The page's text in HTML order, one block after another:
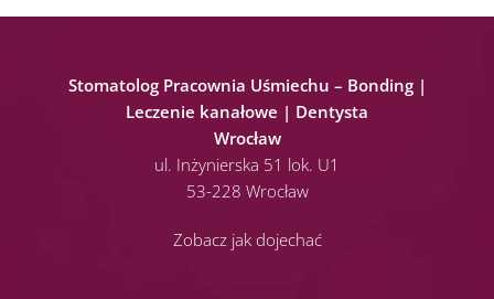
Stomatolog Pracownia Uśmiechu – Bonding |
Leczenie kanałowe | Dentysta
Wrocław
ul. Inżynierska 51 lok. U1
53-228 Wrocław
Zobacz jak dojechać